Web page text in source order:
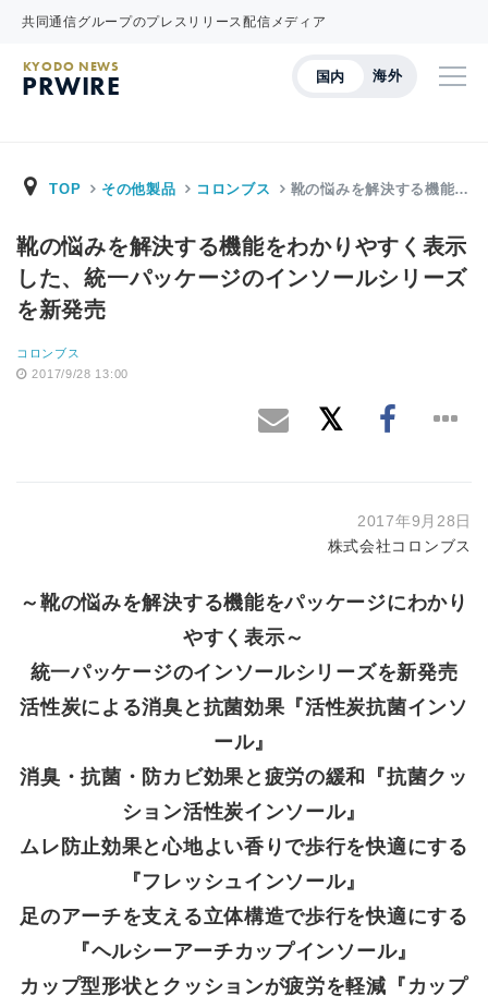
共同通信グループのプレスリリース配信メディア
国内 海外
KYODO NEWS
PRWIRE
TOP その他製品 コロンブス 靴の悩みを解決する機能…
靴の悩みを解決する機能をわかりやすく表示
した、統一パッケージのインソールシリーズ
を新発売
コロンブス
2017/9/28 13:00
2017年9月28日
株式会社コロンブス
～靴の悩みを解決する機能をパッケージにわかり
やすく表示～
統一パッケージのインソールシリーズを新発売
活性炭による消臭と抗菌効果『活性炭抗菌インソ
ール』
消臭・抗菌・防カビ効果と疲労の緩和『抗菌クッ
ション活性炭インソール』
ムレ防止効果と心地よい香りで歩行を快適にする
『フレッシュインソール』
足のアーチを支える立体構造で歩行を快適にする
『ヘルシーアーチカップインソール』
カップ型形状とクッションが疲労を軽減『カップ